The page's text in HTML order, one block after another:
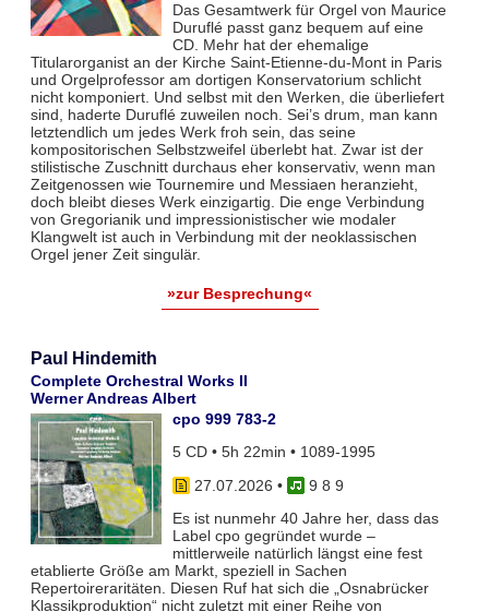
Das Gesamtwerk für Orgel von Maurice
Duruflé passt ganz bequem auf eine
CD. Mehr hat der ehemalige
Titularorganist an der Kirche Saint-Etienne-du-Mont in Paris
und Orgelprofessor am dortigen Konservatorium schlicht
nicht komponiert. Und selbst mit den Werken, die überliefert
sind, haderte Duruflé zuweilen noch. Sei’s drum, man kann
letztendlich um jedes Werk froh sein, das seine
kompositorischen Selbstzweifel überlebt hat. Zwar ist der
stilistische Zuschnitt durchaus eher konservativ, wenn man
Zeitgenossen wie Tournemire und Messiaen heranzieht,
doch bleibt dieses Werk einzigartig. Die enge Verbindung
von Gregorianik und impressionistischer wie modaler
Klangwelt ist auch in Verbindung mit der neoklassischen
Orgel jener Zeit singulär.
»zur Besprechung«
Paul Hindemith
Complete Orchestral Works II
Werner Andreas Albert
cpo 999 783-2
5 CD • 5h 22min • 1089-1995
27.07.2026 •
9 8 9
Es ist nunmehr 40 Jahre her, dass das
Label cpo gegründet wurde –
mittlerweile natürlich längst eine fest
etablierte Größe am Markt, speziell in Sachen
Repertoireraritäten. Diesen Ruf hat sich die „Osnabrücker
Klassikproduktion“ nicht zuletzt mit einer Reihe von